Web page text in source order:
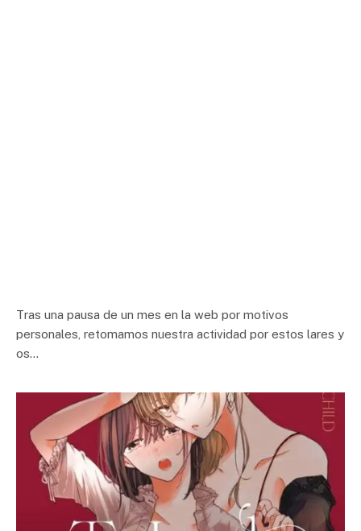
Tras una pausa de un mes en la web por motivos
personales, retomamos nuestra actividad por estos lares y
os…